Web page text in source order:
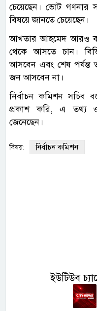
চেয়েছেন। ভোট গণনার
বিষয়ে জানতে চেয়েছেন।
আখতার আহমেদ আরও
থেকে আসতে চান।
আসবেন এবং শেষ পর্যন্ত
জন আসবেন না।
নির্বাচন কমিশন সচিব
প্রকাশ করি, এ তথ্য
জেনেছেন।
বিষয়: নির্বাচন কমিশন
ইউটিউব